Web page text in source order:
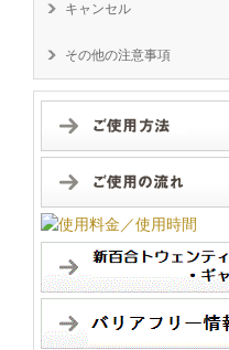
キャンセル
その他の注意事項